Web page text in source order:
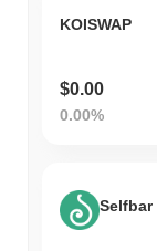
KOISWAP
$0.00
0.00%
Selfbar